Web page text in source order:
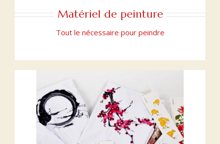
Matériel de peinture
Tout le nécessaire pour peindre